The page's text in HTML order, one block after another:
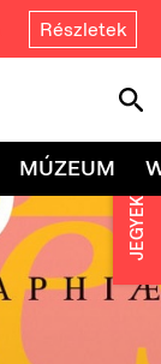
Részletek
MÚZEUM
JEGYEK